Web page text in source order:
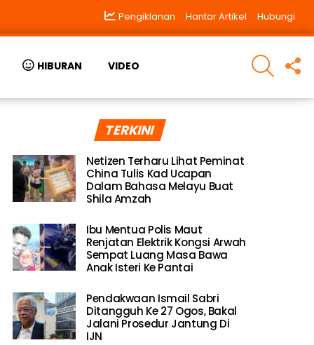
Pengiklanan Hantar Artikel Hubungi
HIBURAN VIDEO
SEARCH
TERKINI
Netizen Terharu Lihat Peminat
China Tulis Kad Ucapan
Dalam Bahasa Melayu Buat
Shila Amzah
Ibu Mentua Polis Maut
Renjatan Elektrik Kongsi Arwah
Sempat Luang Masa Bawa
Anak Isteri Ke Pantai
Pendakwaan Ismail Sabri
Ditangguh Ke 27 Ogos, Bakal
Jalani Prosedur Jantung Di
IJN